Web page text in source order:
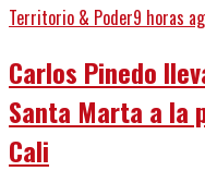
Territorio & Poder9 horas
Carlos Pinedo
Santa Marta a la
Cali